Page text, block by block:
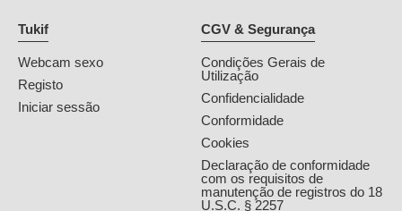
Tukif
Webcam sexo
Registo
Iniciar sessão
CGV & Segurança
Condições Gerais de
Utilização
Confidencialidade
Conformidade
Cookies
Declaração de conformidade
com os requisitos de
manutenção de registros do 18
U.S.C. § 2257